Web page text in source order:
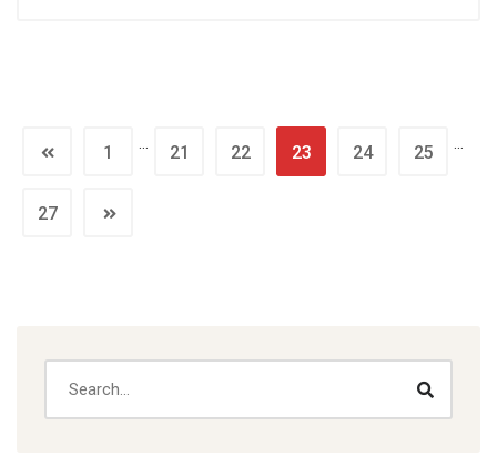
1 … 21 22 23 24 25 …
27